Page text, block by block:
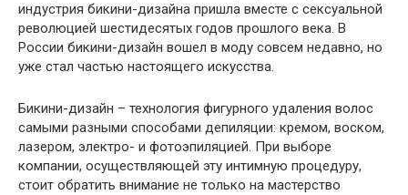
индустрия бикини-дизайна пришла вместе с сексуальной
революцией шестидесятых годов прошлого века. В
России бикини-дизайн вошел в моду совсем недавно, но
уже стал частью настоящего искусства.
Бикини-дизайн – технология фигурного удаления волос
самыми разными способами депиляции: кремом, воском,
лазером, электро- и фотоэпиляцией. При выборе
компании, осуществляющей эту интимную процедуру,
стоит обратить внимание не только на мастерство